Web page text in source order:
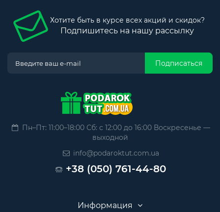
Хотите быть в курсе всех акций и скидок?
Подпишитесь на нашу рассылку
Подписаться
Пн–Пт: 11:00–18:00 Сб: с 12:00 до 16:00 Воскресенье —
выходной
info@podaroktut.com.ua
+38 (050) 761-44-80
Информация